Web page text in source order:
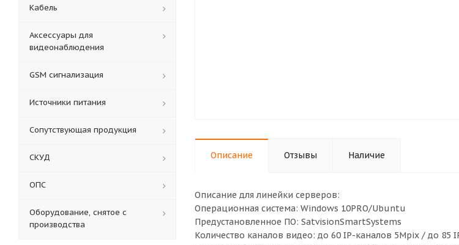
Описание Отзывы Наличие
Описание для линейки серверов:
Операционная система: Windows 10PRO/Ubuntu
Предустановленное ПО: SatvisionSmartSystems
Количество каналов видео: до 60 IP-каналов 5Mpix / до 85
Кабель
Аксессуары для
видеонаблюдения
GSM сигнализация
Источники питания
Сопутствующая продукция
СКУД
ОПС
Оборудование, снятое с
производства